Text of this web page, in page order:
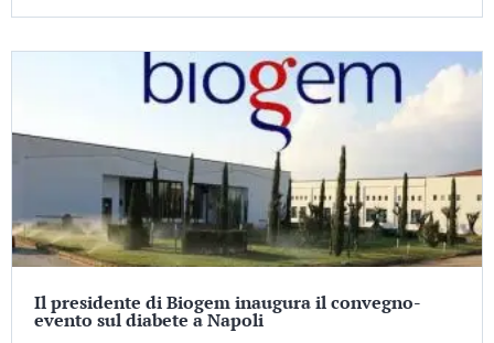
Il presidente di Biogem inaugura il convegno-
evento sul diabete a Napoli